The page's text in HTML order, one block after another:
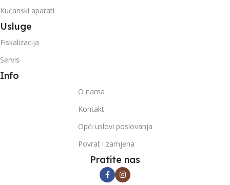
Kućanski aparati
Usluge
Fiskalizacija
Servis
Info
O nama
Kontakt
Opći uslovi poslovanja
Povrat i zamjena
Pratite nas